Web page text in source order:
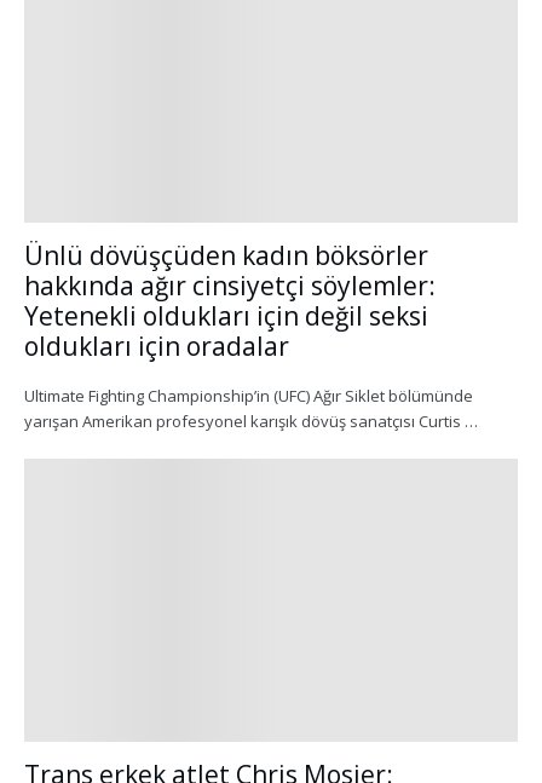
Ünlü dövüşçüden kadın böksörler
hakkında ağır cinsiyetçi söylemler:
Yetenekli oldukları için değil seksi
oldukları için oradalar
Ultimate Fighting Championship’in (UFC) Ağır Siklet bölümünde
yarışan Amerikan profesyonel karışık dövüş sanatçısı Curtis …
Trans erkek atlet Chris Mosier: